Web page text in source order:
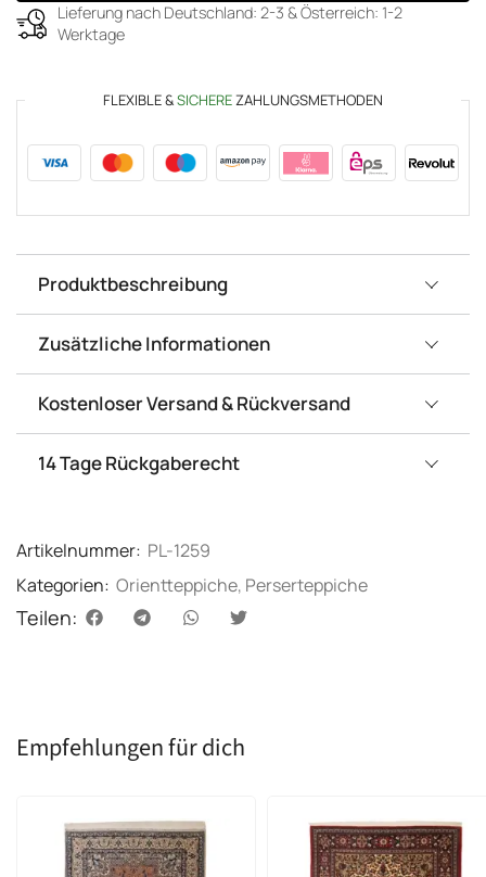
Lieferung nach Deutschland: 2-3 & Österreich: 1-2
Werktage
FLEXIBLE &SICHEREZAHLUNGSMETHODEN
Produktbeschreibung
Zusätzliche Informationen
Kostenloser Versand & Rückversand
14 Tage Rückgaberecht
Artikelnummer: PL-1259
Kategorien: Orientteppiche, Perserteppiche
Teilen:
Empfehlungen für dich